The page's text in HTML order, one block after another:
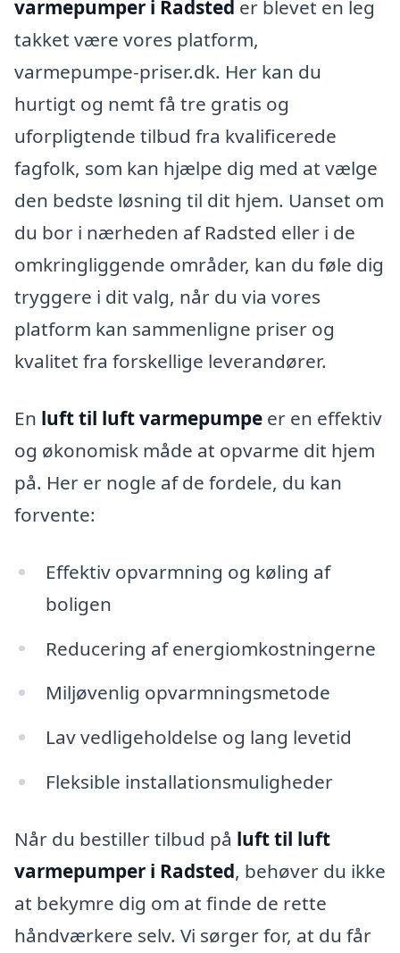
varmepumper i Radsted er blevet en leg
takket være vores platform,
varmepumpe-priser.dk. Her kan du
hurtigt og nemt få tre gratis og
uforpligtende tilbud fra kvalificerede
fagfolk, som kan hjælpe dig med at vælge
den bedste løsning til dit hjem. Uanset om
du bor i nærheden af Radsted eller i de
omkringliggende områder, kan du føle dig
tryggere i dit valg, når du via vores
platform kan sammenligne priser og
kvalitet fra forskellige leverandører.
En luft til luft varmepumpe er en effektiv
og økonomisk måde at opvarme dit hjem
på. Her er nogle af de fordele, du kan
forvente:
Effektiv opvarmning og køling af
boligen
Reducering af energiomkostningerne
Miljøvenlig opvarmningsmetode
Lav vedligeholdelse og lang levetid
Fleksible installationsmuligheder
Når du bestiller tilbud på luft til luft
varmepumper i Radsted, behøver du ikke
at bekymre dig om at finde de rette
håndværkere selv. Vi sørger for, at du får